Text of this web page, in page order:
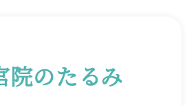
院のたるみ